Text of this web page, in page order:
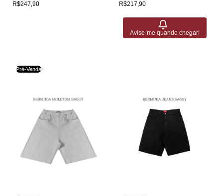
R$247,90 R$217,90
Avise-me quando chegar!
Pré-Venda